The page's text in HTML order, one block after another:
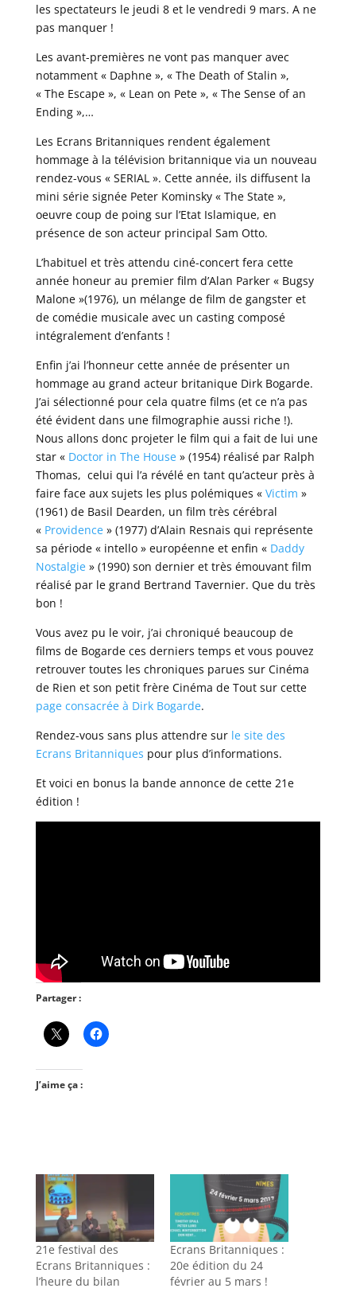
les spectateurs le jeudi 8 et le vendredi 9 mars. A ne
pas manquer !
Les avant-premières ne vont pas manquer avec
notamment « Daphne », « The Death of Stalin »,
« The Escape », « Lean on Pete », « The Sense of an
Ending »,…
Les Ecrans Britanniques rendent également
hommage à la télévision britannique via un nouveau
rendez-vous « SERIAL ». Cette année, ils diffusent la
mini série signée Peter Kominsky « The State »,
oeuvre coup de poing sur l’Etat Islamique, en
présence de son acteur principal Sam Otto.
L’habituel et très attendu ciné-concert fera cette
année honeur au premier film d’Alan Parker « Bugsy
Malone »(1976), un mélange de film de gangster et
de comédie musicale avec un casting composé
intégralement d’enfants !
Enfin j’ai l’honneur cette année de présenter un
hommage au grand acteur britanique Dirk Bogarde.
J’ai sélectionné pour cela quatre films (et ce n’a pas
été évident dans une filmographie aussi riche !).
Nous allons donc projeter le film qui a fait de lui une
star « Doctor in The House» (1954) réalisé par Ralph
Thomas, celui qui l’a révélé en tant qu’acteur près à
faire face aux sujets les plus polémiques « Victim »
(1961) de Basil Dearden, un film très cérébral
« Providence» (1977) d’Alain Resnais qui représente
sa période « intello » européenne et enfin « Daddy
Nostalgie» (1990) son dernier et très émouvant film
réalisé par le grand Bertrand Tavernier. Que du très
bon !
Vous avez pu le voir, j’ai chroniqué beaucoup de
films de Bogarde ces derniers temps et vous pouvez
retrouver toutes les chroniques parues sur Cinéma
de Rien et son petit frère Cinéma de Tout sur cette
page consacrée à Dirk Bogarde.
Rendez-vous sans plus attendre surle site des
Ecrans Britanniques pour plus d’informations.
Et voici en bonus la bande annonce de cette 21e
édition !
Partager :
J’aime ça :
21e festival des
Ecrans Britanniques :
l’heure du bilan
Ecrans Britanniques :
20e édition du 24
février au 5 mars !